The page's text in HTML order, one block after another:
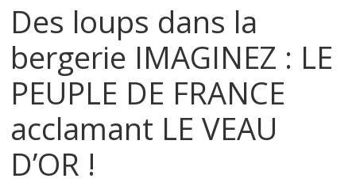
Des loups dans la
bergerie IMAGINEZ : LE
PEUPLE DE FRANCE
acclamant LE VEAU
D’OR !